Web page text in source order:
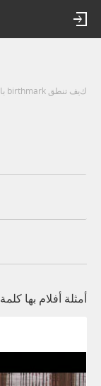
كيف تنطق birthmark بالإنجليزية
أمثلة أفلام بها كلمة Birthmark